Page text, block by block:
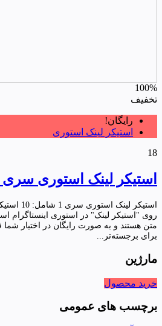
100%
تخفیف
رایگان!
استیکر لینک استوری
18
استیکر لینک استوری سری 1
استیکر
روی "استیکر لینک" در استوری اینستاگرام
متن هستند و به صورت رایگان در اختیار شما
برای برجسته‌تر...
مارژین
خرید محصول
برچسب های عمومی